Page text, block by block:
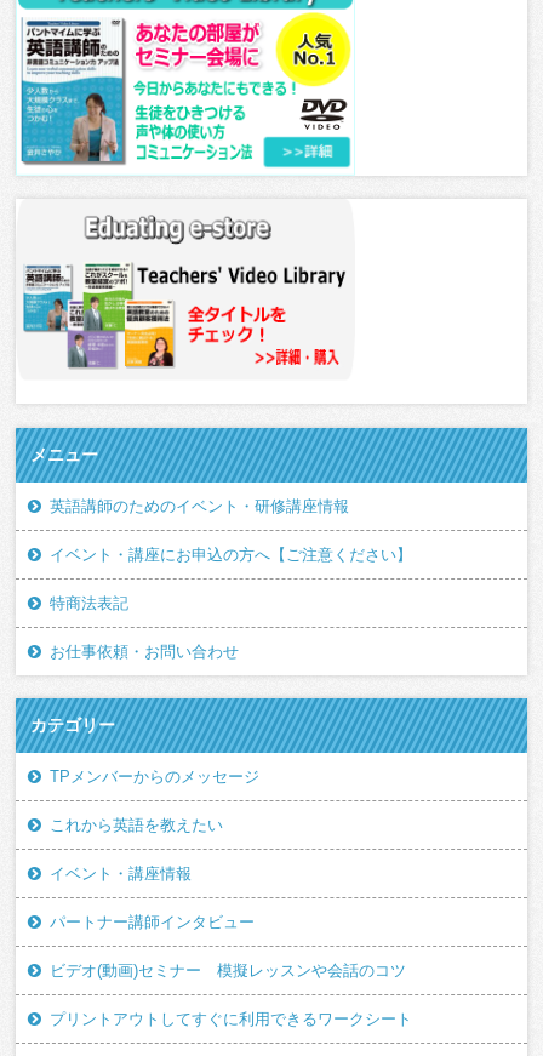
メニュー
英語講師のためのイベント・研修講座情報
イベント・講座にお申込の方へ【ご注意ください】
特商法表記
お仕事依頼・お問い合わせ
カテゴリー
TPメンバーからのメッセージ
これから英語を教えたい
イベント・講座情報
パートナー講師インタビュー
ビデオ(動画)セミナー 模擬レッスンや会話のコツ
プリントアウトしてすぐに利用できるワークシート